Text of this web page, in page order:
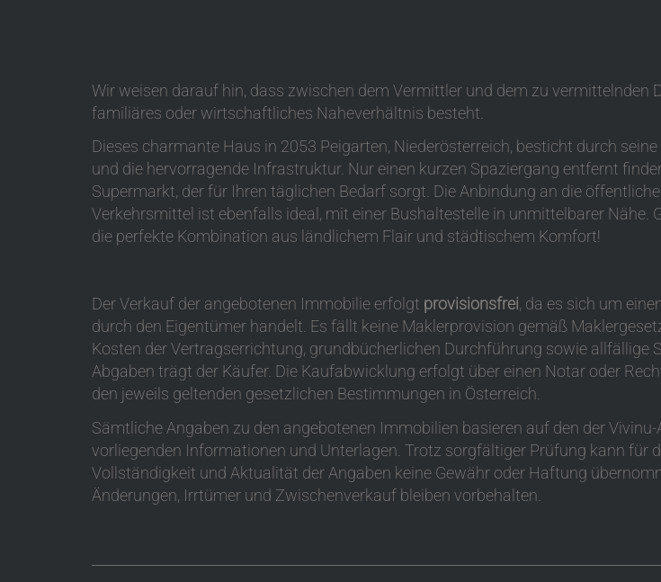
Wir weisen darauf hin, dass zwischen dem Vermittler und dem zu vermittelnden
familiäres oder wirtschaftliches Naheverhältnis besteht.
Dieses charmante Haus in 2053 Peigarten, Niederösterreich, besticht durch
und die hervorragende Infrastruktur. Nur einen kurzen Spaziergang entfernt
Supermarkt, der für Ihren täglichen Bedarf sorgt. Die Anbindung an die
Verkehrsmittel ist ebenfalls ideal, mit einer Bushaltestelle in unmittelbarer Nähe.
die perfekte Kombination aus ländlichem Flair und städtischem Komfort!
Der Verkauf der angebotenen Immobilie erfolgt provisionsfrei, da es sich um
durch den Eigentümer handelt. Es fällt keine Maklerprovision gemäß
Kosten der Vertragserrichtung, grundbücherlichen Durchführung sowie allfällige
Abgaben trägt der Käufer. Die Kaufabwicklung erfolgt über einen Notar oder
den jeweils geltenden gesetzlichen Bestimmungen in Österreich.
Sämtliche Angaben zu den angebotenen Immobilien basieren auf den der Vivinu-
vorliegenden Informationen und Unterlagen. Trotz sorgfältiger Prüfung kann für
Vollständigkeit und Aktualität der Angaben keine Gewähr oder Haftung
Änderungen, Irrtümer und Zwischenverkauf bleiben vorbehalten.